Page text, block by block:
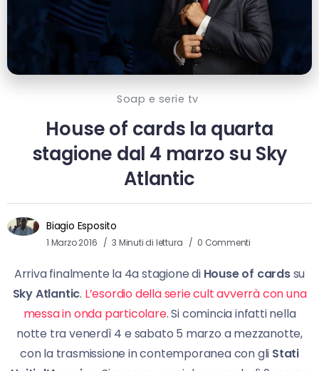
Soap e serie tv
House of cards la quarta
stagione dal 4 marzo su Sky
Atlantic
Biagio Esposito
1 Marzo 2016 3 Minuti di lettura 0 Commenti
Arriva finalmente la 4a stagione di House of cardssu
Sky Atlantic. L’esordio della serie cult avverrà con una
messa in onda particolare. Si comincia infatti nella
notte tra venerdì 4 e sabato 5 marzo a mezzanotte,
con la trasmissione in contemporanea con gli Stati